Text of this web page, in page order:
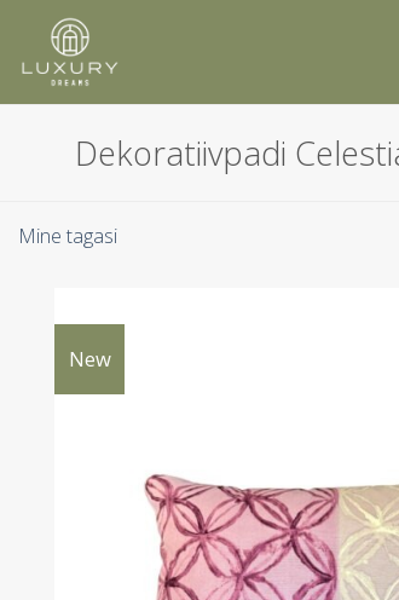
content
Dekoratiivpadi
Mine tagasi
New